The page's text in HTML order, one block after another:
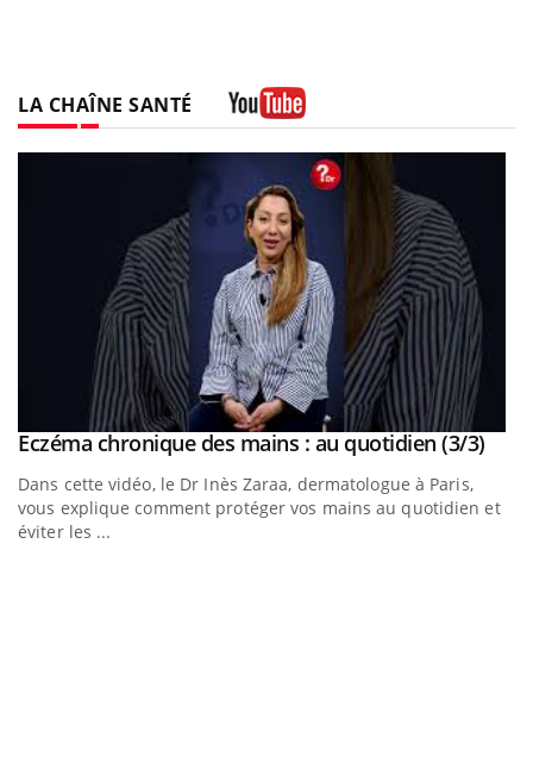
LA CHAÎNE SANTÉ
Youtube
Eczéma chronique des mains : au quotidien (3/3)
Dans cette vidéo, le Dr Inès Zaraa, dermatologue à Paris,
vous explique comment protéger vos mains au quotidien et
éviter les ...